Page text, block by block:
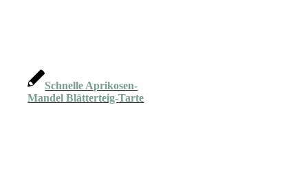
Schnelle Aprikosen-
Mandel Blätterteig-Tarte